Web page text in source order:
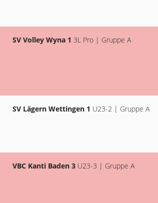
SV Volley Wyna 1 3L Pro | Gruppe A
SV Lägern Wettingen 1 U23-2 | Gruppe A
VBC Kanti Baden 3 U23-3 | Gruppe A